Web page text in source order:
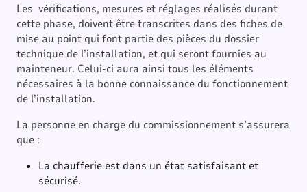
Les vérifications, mesures et réglages réalisés durant
cette phase, doivent être transcrites dans des fiches de
mise au point qui font partie des pièces du dossier
technique de l’installation, et qui seront fournies au
mainteneur. Celui-ci aura ainsi tous les éléments
nécessaires à la bonne connaissance du fonctionnement
de l’installation.
La personne en charge du commissionnement s’assurera
que :
La chaufferie est dans un état satisfaisant et
sécurisé.